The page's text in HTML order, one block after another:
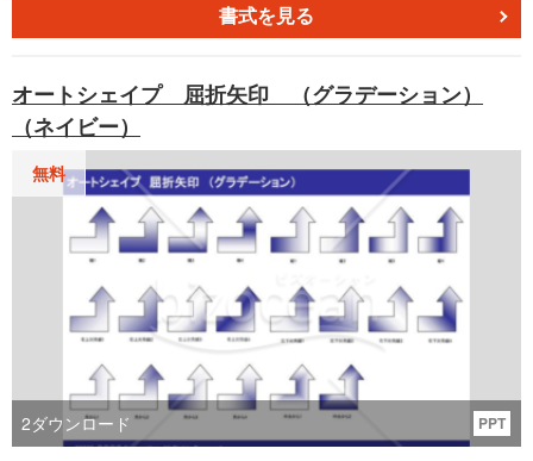
コメント（分析して分かったことなど）を記入できる枠を2
つ用意しています。 無料でダウンロードをすることが可能
カスタマイズしてください。
書式を見る
オートシェイプ 屈折矢印 （グラデーション）
（ネイビー）
無料
2ダウンロード PPT